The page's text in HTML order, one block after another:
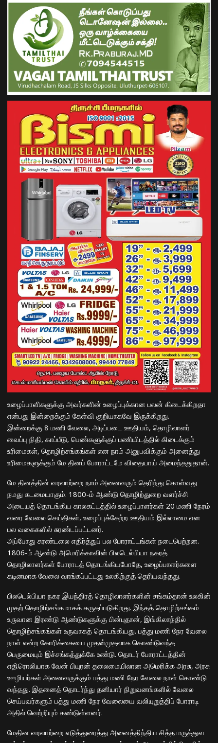
உழைப்பாளிகளுக்கு அவர்களின் உழைப்புக்கான பலன் கிடைக்கிறதா
என்பது இன்றைக்கும் கேள்வி குறியாகவே இருக்கிறது.
இன்றைக்கு 8 மணி வேலை, அடிப்படை ஊதியம், தொழிலாளர்
வைப்பு நிதி, காப்பீடு, பெண்களுக்குப் பணியிடத்தில் கிடைக்கும்
உரிமைகள், தொழிற்சங்கங்கள் என நாம் அனுபவிக்கும் அனைத்து
உரிமைகளுக்கும் மே தினப் போராட்டமே விதையாய் அமைந்ததுதான்.
மே தினத்தின் வரலாற்றை நாம் அனைவரும் தெரிந்து கொள்வது
நமது கடமையாகும். 1800-ம் ஆண்டு தொழிற்துறை வளர்ச்சி
அடையத் தொடங்கிய காலகட்டத்தில் உழைப்பாளர்கள் 20 மணி நேரம்
வரை வேலை செய்திகள், உழைப்புக்கேற்ற ஊதியம் இல்லாமை என
பல வகைகளில் சுரண்டப்பட்டனர்.
அப்போது சுரண்டலை எதிர்த்துப் பல போராட்டங்கள் நடைபெற்றன.
1806-ம் ஆண்டு அமெரிக்காவின் பிலடெல்பியா நகரத்
தொழிலாளர்கள் போராடத் தொடங்கியபோதே, உழைப்பாளர்களை
கடினமாக வேலை வாங்கப்பட்டது உலகிற்குத் தெரியவந்தது.
பிலடெல்பியா நகர இயந்திரத் தொழிலாளர்களின் சங்கம்தான் உலகின்
முதற் தொழிற்சங்கமாகக் கருதப்படுகிறது. இந்தத் தொழிற்சங்கம்
உருவான இரண்டு ஆண்டுகளுக்கு பின்புதான், இங்கிலாந்தில்
தொழிற்சங்கங்கள் உருவாகத் தொடங்கியது. பத்து மணி நேர வேலை
நாள் என்ற கோரிக்கையை முதன்முதலாக கொண்டுவந்த
பெருமையும் இச்சங்கத்துக்கே உண்டு. தொடர் போராட்டத்தின்
எதிரொலியாக வேன் பியுரன் தலைமையிலான அமெரிக்க அரசு, அரசு
ஊழியர்கள் அனைவருக்கும் பத்து மணி நேர வேலை நாள் கொண்டு
வந்தது. இதனைத் தொடர்ந்து தனியார் நிறுவனங்களில் வேலை
செய்பவர்களும் பத்து மணி நேர வேலையை வலியுறுத்திப் போராடி
அதில் வெற்றியும் கண்டுள்ளனர்.
மேதின வரலாற்றை எடுத்துரைத்து அனைத்திந்திய சித்த மருத்துவ